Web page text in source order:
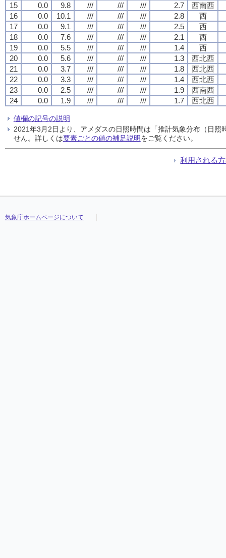
15
0.0 9.8 /// /// /// 2.7
西南西
16
0.0 10.1 /// /// /// 2.8
西
17
0.0 9.1 /// /// /// 2.5
西
18
0.0 7.6 /// /// /// 2.1
西
19
0.0 5.5 /// /// /// 1.4
西
20
0.0 5.6 /// /// /// 1.3
西北西
21
0.0 3.7 /// /// /// 1.8
西北西
22
0.0 3.3 /// /// /// 1.4
西北西
23
0.0 2.5 /// /// /// 1.9
西南西
24
0.0 1.9 /// /// /// 1.7 西北西
値欄の記号の説明
2021年3月2日より、アメダスの日照時間は「推計気象分布（日
せん。詳しくは要素ごとの値の補足説明をご覧ください。
利用される
気象庁ホームページについて